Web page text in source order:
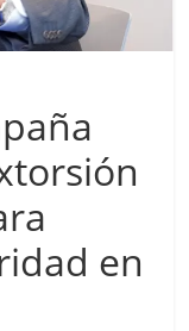
en